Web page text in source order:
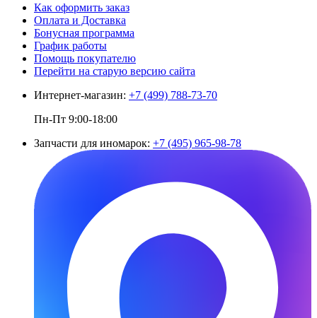
Как оформить заказ
Оплата и Доставка
Бонусная программа
График работы
Помощь покупателю
Перейти на старую версию сайта
Интернет-магазин: +7 (499) 788-73-70
Пн-Пт 9:00-18:00
Запчасти для иномарок: +7 (495) 965-98-78